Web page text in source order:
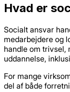
Hvad er
Socialt ansvar
medarbejdere og
handle om trivsel,
uddannelse,
For mange
del af både